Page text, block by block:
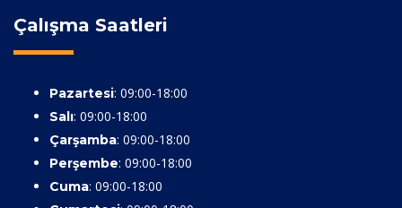
Çalışma Saatleri
Pazartesi: 09:00-18:00
Salı: 09:00-18:00
Çarşamba: 09:00-18:00
Perşembe: 09:00-18:00
Cuma: 09:00-18:00